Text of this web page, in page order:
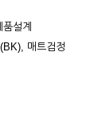
설계
매트검정